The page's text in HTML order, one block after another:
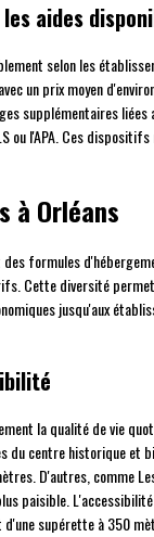
aides
selon les
un prix moyen
supplémentaires
ou l'APA. Ces
à Orléans
formules
Cette diversité
jusqu'aux
la qualité de vie
du centre historique et
D'autres, comme
paisible.
supérette à 350